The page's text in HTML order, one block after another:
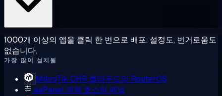
1000개 이상의 앱을 클릭 한 번으로 배포. 설정도, 번거로움도
없습니다.
가장 많이 설치됨
MikroTik CHR 클라우드의 RouterOS
aaPanel 경량 호스팅 패널